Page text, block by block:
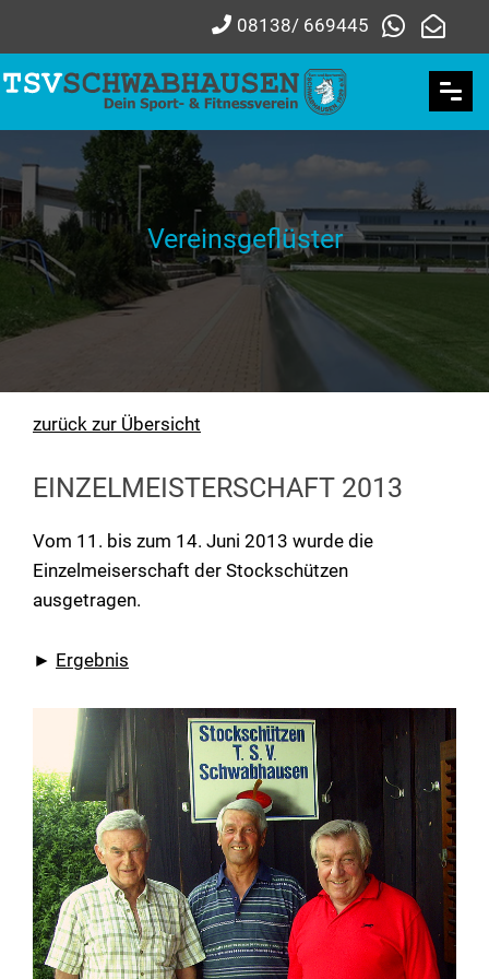
08138/ 669445
Vereinsgeflüster
zurück zur Übersicht
EINZELMEISTERSCHAFT 2013
Vom 11. bis zum 14. Juni 2013 wurde die
Einzelmeiserschaft der Stockschützen
ausgetragen.
► Ergebnis